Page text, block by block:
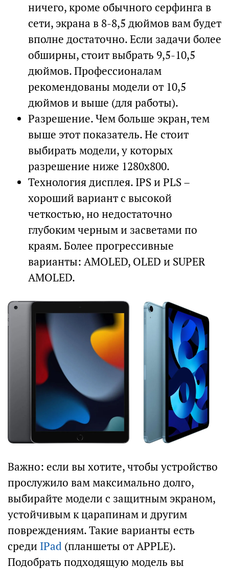
ничего, кроме обычного серфинга в
сети, экрана в 8-8,5 дюймов вам будет
вполне достаточно. Если задачи более
обширны, стоит выбрать 9,5-10,5
дюймов. Профессионалам
рекомендованы модели от 10,5
дюймов и выше (для работы).
Разрешение. Чем больше экран, тем
выше этот показатель. Не стоит
выбирать модели, у которых
разрешение ниже 1280х800.
Технология дисплея. IPS и PLS –
хороший вариант с высокой
четкостью, но недостаточно
глубоким черным и засветами по
краям. Более прогрессивные
варианты: AMOLED, OLED и SUPER
AMOLED.
Важно: если вы хотите, чтобы устройство
прослужило вам максимально долго,
выбирайте модели с защитным экраном,
устойчивым к царапинам и другим
повреждениям. Такие варианты есть
среди IPad (планшеты от APPLE).
Подобрать подходящую модель вы